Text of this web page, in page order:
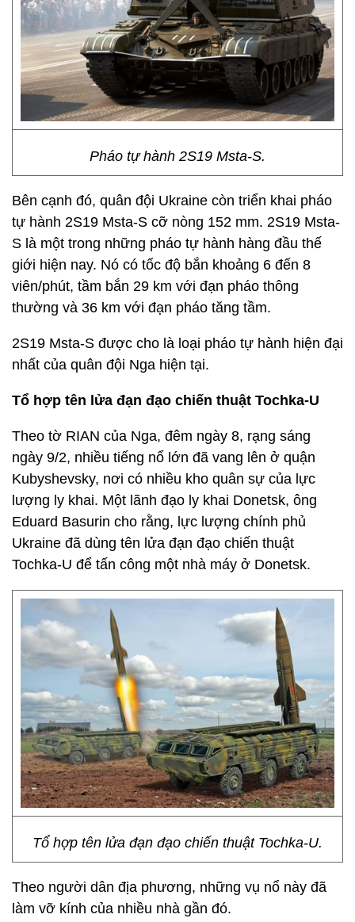
Pháo tự hành 2S19 Msta-S.
Bên cạnh đó, quân đội Ukraine còn triển khai pháo
tự hành 2S19 Msta-S cỡ nòng 152 mm. 2S19 Msta-
S là một trong những pháo tự hành hàng đầu thế
giới hiện nay. Nó có tốc độ bắn khoảng 6 đến 8
viên/phút, tầm bắn 29 km với đạn pháo thông
thường và 36 km với đạn pháo tăng tầm.
2S19 Msta-S được cho là loại pháo tự hành hiện đại
nhất của quân đội Nga hiện tại.
Tổ hợp tên lửa đạn đạo chiến thuật Tochka-U
Theo tờ RIAN của Nga, đêm ngày 8, rạng sáng
ngày 9/2, nhiều tiếng nổ lớn đã vang lên ở quận
Kubyshevsky, nơi có nhiều kho quân sự của lực
lượng ly khai. Một lãnh đạo ly khai Donetsk, ông
Eduard Basurin cho rằng, lực lượng chính phủ
Ukraine đã dùng tên lửa đạn đạo chiến thuật
Tochka-U để tấn công một nhà máy ở Donetsk.
Tổ hợp tên lửa đạn đạo chiến thuật Tochka-U.
Theo người dân địa phương, những vụ nổ này đã
làm vỡ kính của nhiều nhà gần đó.